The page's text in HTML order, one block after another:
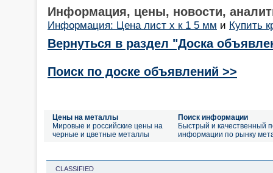
Информация, цены, новости,
Информация: Цена лист х к 1 5 мм и Купить
Вернуться в раздел "Доска
Поиск по доске объявлений >>
Цены на металлы
Мировые и российские цены на
черные и цветные металлы
Поиск информации
Быстрый и качественный
информации по рынку
CLASSIFIED